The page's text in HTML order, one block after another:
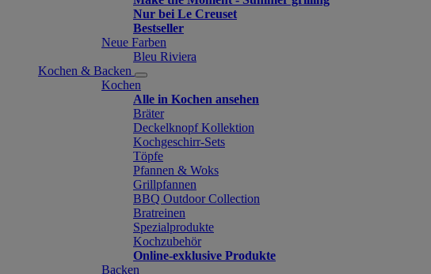
Nur bei Le Creuset
Bestseller
Neue Farben
Bleu Riviera
Kochen & Backen
Kochen
Alle in Kochen ansehen
Bräter
Deckelknopf Kollektion
Kochgeschirr-Sets
Töpfe
Pfannen & Woks
Grillpfannen
BBQ Outdoor Collection
Bratreinen
Spezialprodukte
Kochzubehör
Online-exklusive Produkte
Backen